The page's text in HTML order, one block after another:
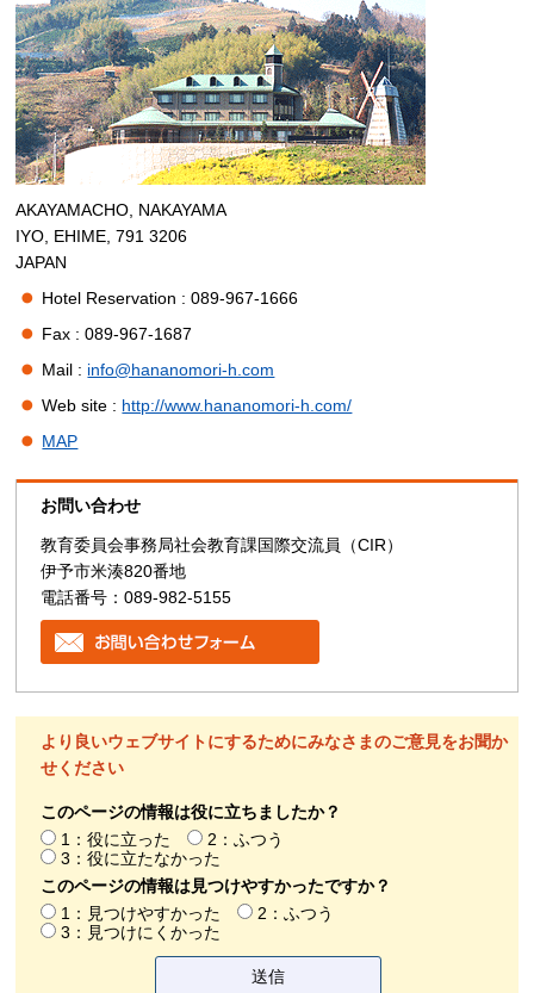
AKAYAMACHO, NAKAYAMA
IYO, EHIME, 791 3206
JAPAN
Hotel Reservation : 089-967-1666
Fax : 089-967-1687
Mail : info@hananomori-h.com
Web site : http://www.hananomori-h.com/
MAP
お問い合わせ
教育委員会事務局社会教育課国際交流員（CIR）
伊予市米湊820番地
電話番号：089-982-5155
より良いウェブサイトにするためにみなさまのご意見をお聞か
せください
このページの情報は役に立ちましたか？
1：役に立った
2：ふつう
3：役に立たなかった
このページの情報は見つけやすかったですか？
1：見つけやすかった
2：ふつう
3：見つけにくかった